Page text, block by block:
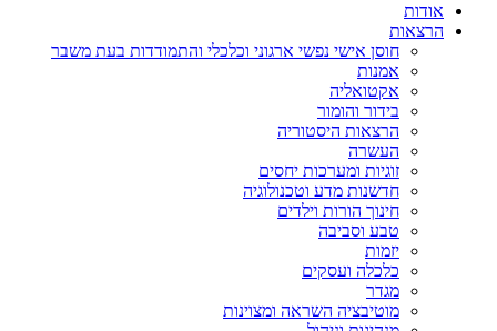
אודות
הרצאות
חוסן אישי נפשי ארגוני וכלכלי והתמודדות בעת משבר
אמנות
אקטואליה
בידור והומור
הרצאות היסטוריה
העשרה
זוגיות ומערכות יחסים
חדשנות מדע וטכנולוגיה
חינוך הורות וילדים
טבע וסביבה
יזמות
כלכלה ועסקים
מגדר
מוטיבציה השראה ומצוינות